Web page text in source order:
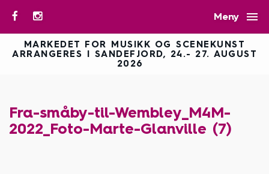
Meny 
MARKEDET FOR MUSIKK OG SCENEKUNST
ARRANGERES I SANDEFJORD, 24.- 27. AUGUST
2026
Fra-småby-til-Wembley_M4M-
2022_Foto-Marte-Glanville (7)